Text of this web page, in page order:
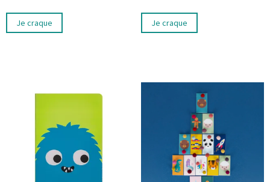
Je craque Je craque